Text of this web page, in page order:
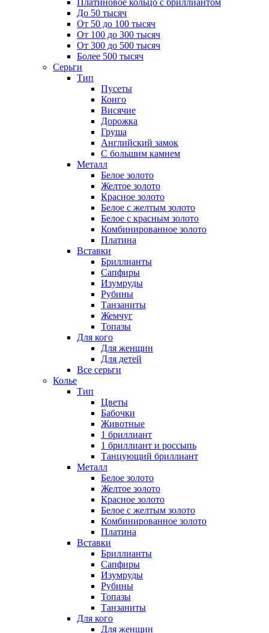
Платиновое кольцо с бриллиантом
До 50 тысяч
От 50 до 100 тысяч
От 100 до 300 тысяч
От 300 до 500 тысяч
Более 500 тысяч
Серьги
Тип
Пусеты
Конго
Висячие
Дорожка
Груша
Английский замок
С большим камнем
Металл
Белое золото
Желтое золото
Красное золото
Белое с желтым золото
Белое с красным золото
Комбинированное золото
Платина
Вставки
Бриллианты
Сапфиры
Изумруды
Рубины
Танзаниты
Жемчуг
Топазы
Для кого
Для женщин
Для детей
Все серьги
Колье
Тип
Цветы
Бабочки
Животные
1 бриллиант
1 бриллиант и россыпь
Танцующий бриллиант
Металл
Белое золото
Желтое золото
Красное золото
Белое с желтым золото
Комбинированное золото
Платина
Вставки
Бриллианты
Сапфиры
Изумруды
Рубины
Топазы
Танзаниты
Для кого
Для женщин